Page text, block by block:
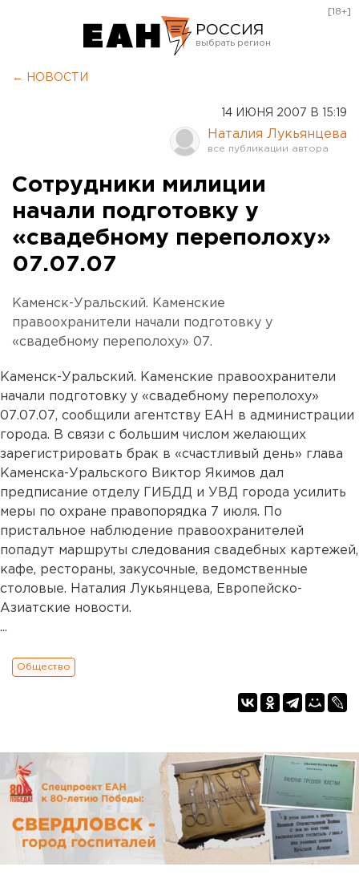
РОССИЯ
Оренбург
[18+]
← НОВОСТИ
14 ИЮНЯ 2007 В 15:19
Наталия Лукьянцева
Сотрудники милиции
начали подготовку у
«свадебному переполоху»
07.07.07
Каменск-Уральский. Каменские
правоохранители начали подготовку у
«свадебному переполоху» 07.
Каменск-Уральский. Каменские правоохранители
начали подготовку у «свадебному переполоху»
07.07.07, сообщили агентству ЕАН в администрации
города. В связи с большим числом желающих
зарегистрировать брак в «счастливый день» глава
Каменска-Уральского Виктор Якимов дал
предписание отделу ГИБДД и УВД города усилить
меры по охране правопорядка 7 июля. По
пристальное наблюдение правоохранителей
попадут маршруты следования свадебных картежей,
кафе, рестораны, закусочные, ведомственные
столовые. Наталия Лукьянцева, Европейско-
Азиатские новости.
...
Общество